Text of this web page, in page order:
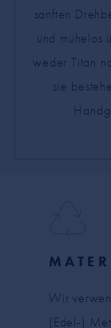
sanften
und mühelos
weder Titan
sie
Wir
(Edel-)